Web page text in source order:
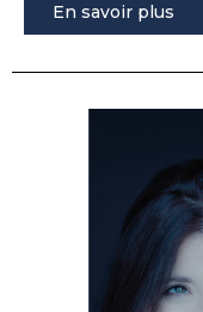
En savoir plus